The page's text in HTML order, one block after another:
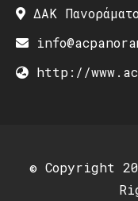
ΔΑΚ
http://
© Copyright